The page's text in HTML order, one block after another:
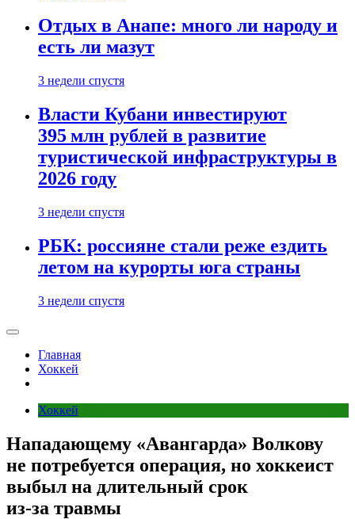
Отдых в Анапе: много ли народу и
есть ли мазут
3 недели спустя
Власти Кубани инвестируют
395 млн рублей в развитие
туристической инфраструктуры в
2026 году
3 недели спустя
РБК: россияне стали реже ездить
летом на курорты юга страны
3 недели спустя
Главная
Хоккей
Хоккей
Нападающему «Авангарда» Волкову
не потребуется операция, но хоккеист
выбыл на длительный срок
из‑за травмы